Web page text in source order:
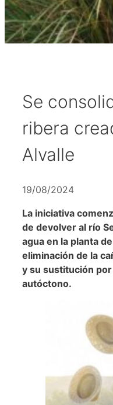
Se
ribera
Alvalle
19/08/2024
La iniciativa
de devolver al río
agua en la planta
eliminación de la
y su sustitución
autóctono.